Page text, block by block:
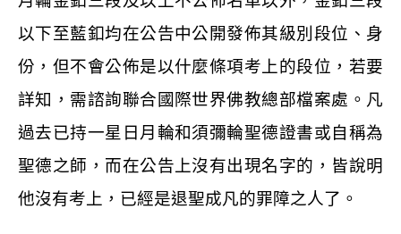
以下至藍釦均在公告中公開發佈其級別段位、身
份，但不會公佈是以什麼條項考上的段位，若要
詳知，需諮詢聯合國際世界佛教總部檔案處。凡
過去已持一星日月輪和須彌輪聖德證書或自稱為
聖德之師，而在公告上沒有出現名字的，皆說明
他沒有考上，已經是退聖成凡的罪障之人了。